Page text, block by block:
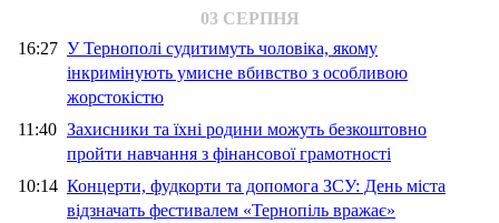
03 СЕРПНЯ
16:27 У Тернополі судитимуть чоловіка, якому
інкримінують умисне вбивство з особливою
жорстокістю
11:40 Захисники та їхні родини можуть безкоштовно
пройти навчання з фінансової грамотності
10:14 Концерти, фудкорти та допомога ЗСУ: День міста
відзначать фестивалем «Тернопіль вражає»